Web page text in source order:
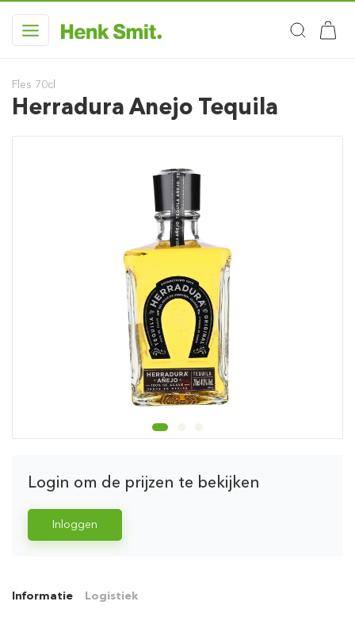
Fles 70cl
Herradura Anejo Tequila
Login om de prijzen te bekijken
Inloggen
Informatie Logistiek